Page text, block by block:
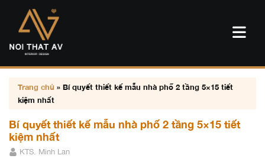
Trang chủ » Bí quyết thiết kế mẫu nhà phố 2 tầng 5×15 tiết
kiệm nhất
Bí quyết thiết kế mẫu nhà phố 2 tầng 5×15 tiết
kiệm nhất
KTS. Minh Lan